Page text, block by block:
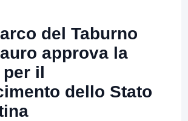
del Taburno
approva la
il
dello Stato